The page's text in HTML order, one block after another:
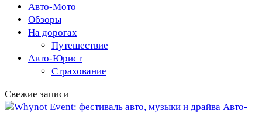
Авто-Мото
Обзоры
На дорогах
Путешествие
Авто-Юрист
Страхование
Свежие записи
Авто-